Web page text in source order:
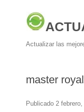
Actualizar las
master
Publicado 2 febrero,